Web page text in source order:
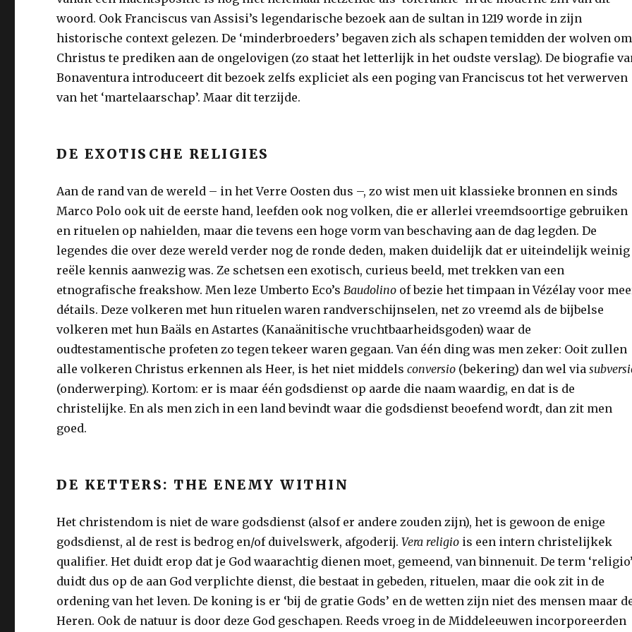
woord. Ook Franciscus van Assisi’s legendarische bezoek aan de sultan in 1219 worde in zijn
historische context gelezen. De ‘minderbroeders’ begaven zich als schapen temidden der wolven om
Christus te prediken aan de ongelovigen (zo staat het letterlijk in het oudste verslag). De biografie
Bonaventura introduceert dit bezoek zelfs expliciet als een poging van Franciscus tot het verwerven
van het ‘martelaarschap’. Maar dit terzijde.
DE EXOTISCHE RELIGIES
Aan de rand van de wereld – in het Verre Oosten dus –, zo wist men uit klassieke bronnen en sinds
Marco Polo ook uit de eerste hand, leefden ook nog volken, die er allerlei vreemdsoortige gebruiken
en rituelen op nahielden, maar die tevens een hoge vorm van beschaving aan de dag legden. De
legendes die over deze wereld verder nog de ronde deden, maken duidelijk dat er uiteindelijk weinig
reële kennis aanwezig was. Ze schetsen een exotisch, curieus beeld, met trekken van een
etnografische freakshow. Men leze Umberto Eco’sBaudolino of bezie het timpaan in Vézélay voor
détails. Deze volkeren met hun rituelen waren randverschijnselen, net zo vreemd als de bijbelse
volkeren met hun Baäls en Astartes (Kanaänitische vruchtbaarheidsgoden) waar de
oudtestamentische profeten zo tegen tekeer waren gegaan. Van één ding was men zeker: Ooit zullen
alle volkeren Christus erkennen als Heer, is het niet middelsconversio (bekering) dan wel via
(onderwerping). Kortom: er is maar één godsdienst op aarde die naam waardig, en dat is de
christelijke. En als men zich in een land bevindt waar die godsdienst beoefend wordt, dan zit men
goed.
DE KETTERS: THE ENEMY WITHIN
Het christendom is niet de ware godsdienst (alsof er andere zouden zijn), het is gewoon de enige
godsdienst, al de rest is bedrog en/of duivelswerk, afgoderij.Vera religio is een intern christelijkek
qualifier. Het duidt erop dat je God waarachtig dienen moet, gemeend, van binnenuit. De term ‘religio’
duidt dus op de aan God verplichte dienst, die bestaat in gebeden, rituelen, maar die ook zit in de
ordening van het leven. De koning is er ‘bij de gratie Gods’ en de wetten zijn niet des mensen maar
Heren. Ook de natuur is door deze God geschapen. Reeds vroeg in de Middeleeuwen incorporeerden